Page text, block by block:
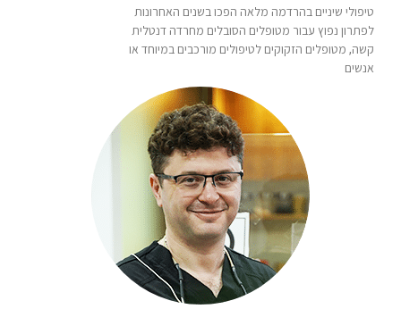
טיפולי שיניים בהרדמה מלאה הפכו בשנים האחרונות
לפתרון נפוץ עבור מטופלים הסובלים מחרדה דנטלית
קשה, מטופלים הזקוקים לטיפולים מורכבים במיוחד או
אנשים